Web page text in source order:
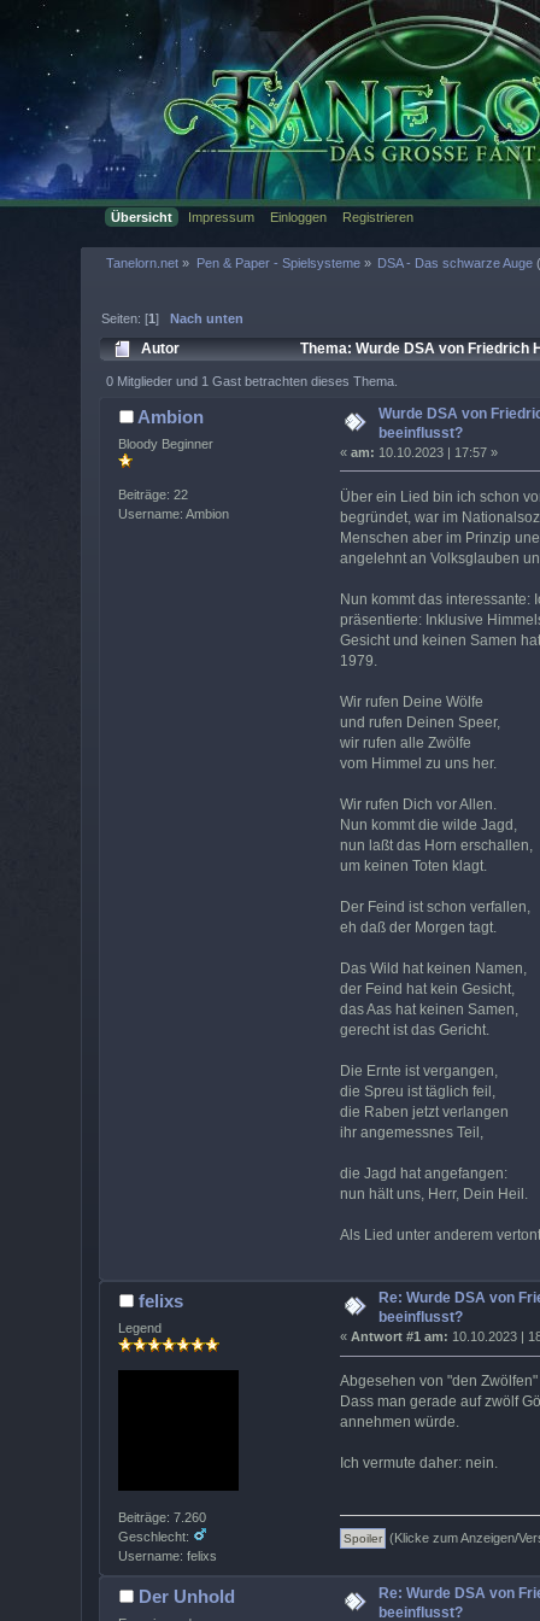
Übersicht Impressum Einloggen Registrieren
Tanelorn.net » Pen & Paper - Spielsysteme» DSA - Das schwarze Auge
Seiten: [1]Nach unten
Autor Thema: Wurde DSA von Friedrich
0 Mitglieder und 1 Gast betrachten dieses Thema.
Ambion
Bloody Beginner
Beiträge: 22
Username: Ambion
Wurde DSA von
beeinflusst?
« am: 10.10.2023 | 17:57 »
Über ein Lied bin ich schon
begründet, war im
Menschen aber im Prinzip
angelehnt an Volksglauben
Nun kommt das interessante:
präsentierte: Inklusive
Gesicht und keinen Samen
1979.
Wir rufen Deine Wölfe
und rufen Deinen Speer,
wir rufen alle Zwölfe
vom Himmel zu uns her.
Wir rufen Dich vor Allen.
Nun kommt die wilde Jagd,
nun laßt das Horn erschallen,
um keinen Toten klagt.
Der Feind ist schon verfallen,
eh daß der Morgen tagt.
Das Wild hat keinen Namen,
der Feind hat kein Gesicht,
das Aas hat keinen Samen,
gerecht ist das Gericht.
Die Ernte ist vergangen,
die Spreu ist täglich feil,
die Raben jetzt verlangen
ihr angemessnes Teil,
die Jagd hat angefangen:
nun hält uns, Herr, Dein Heil.
Als Lied unter anderem
felixs
Legend
Beiträge: 7.260
Geschlecht:
Username: felixs
Re: Wurde DSA von
beeinflusst?
« Antwort #1 am: 10.10.2023 |
Abgesehen von "den
Dass man gerade auf zwölf
annehmen würde.
Ich vermute daher: nein.
(Klicke zum Anzeigen/
Der Unhold
Re: Wurde DSA von
beeinflusst?